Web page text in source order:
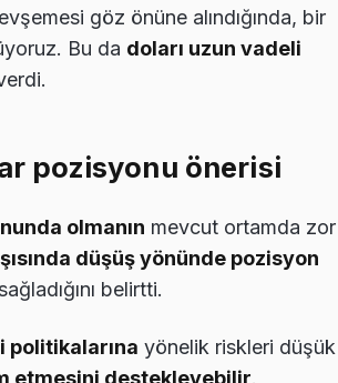
göz önüne alındığında, bir
Bu da doları uzun vadeli
pozisyonu önerisi
olmanın mevcut ortamda zor
düşüş yönünde pozisyon
belirtti.
politikalarına yönelik riskleri düşük